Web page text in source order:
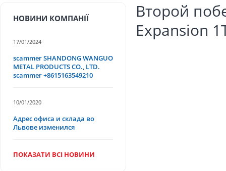
Второй
Expansion
НОВИНИ КОМПАНІЇ
17/01/2024
scammer SHANDONG WANGUO
METAL PRODUCTS CO., LTD.
scammer +8615163549210
10/01/2020
Адрес офиса и склада во
Львове изменился
ПОКАЗАТИ ВСІ НОВИНИ